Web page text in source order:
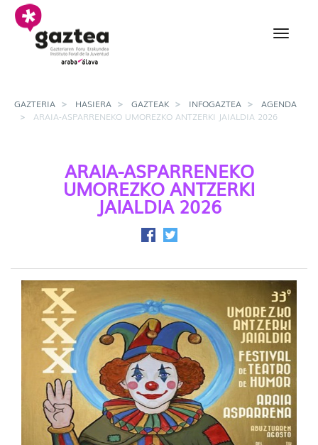
Eduki nagusira joan
Araia-Asparreneko
GAZTERIA HASIERA GAZTEAK INFOGAZTEA
AGENDA
ARAIA-ASPARRENEKO UMOREZKO ANTZERKI JAIALDIA 2026
ARAIA-ASPARRENEKO
UMOREZKO ANTZERKI
JAIALDIA 2026
Facebook-en partekatu
Twitter-en partekatu